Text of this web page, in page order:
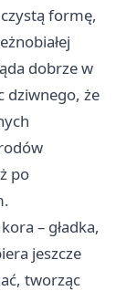
formę,
dobrze w
dziwnego, że
po
– gładka,
jeszcze
tworząc